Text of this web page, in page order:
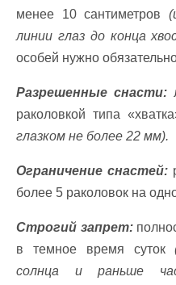
менее 10 сантиметров
линии глаз до конца
особей нужно
Разрешенные снасти:
раколовкой типа
глазком не более 22 мм).
Ограничение снастей:
более 5 раколовок на
Строгий запрет:
в темное время суток
солнца и раньше